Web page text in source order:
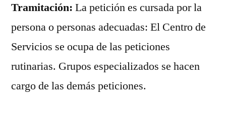
Tramitación: La petición es cursada por la
persona o personas adecuadas: El Centro de
Servicios se ocupa de las peticiones
rutinarias. Grupos especializados se hacen
cargo de las demás peticiones.